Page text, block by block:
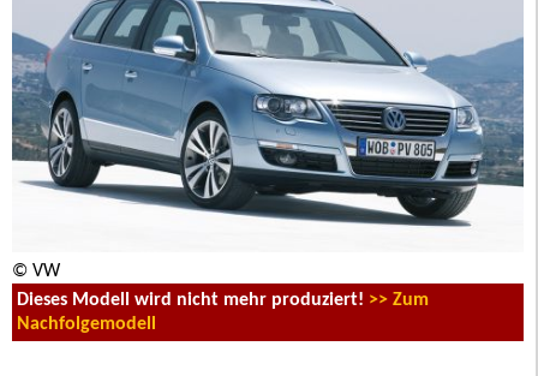
© VW
Dieses Modell wird nicht mehr produziert! >> Zum
Nachfolgemodell